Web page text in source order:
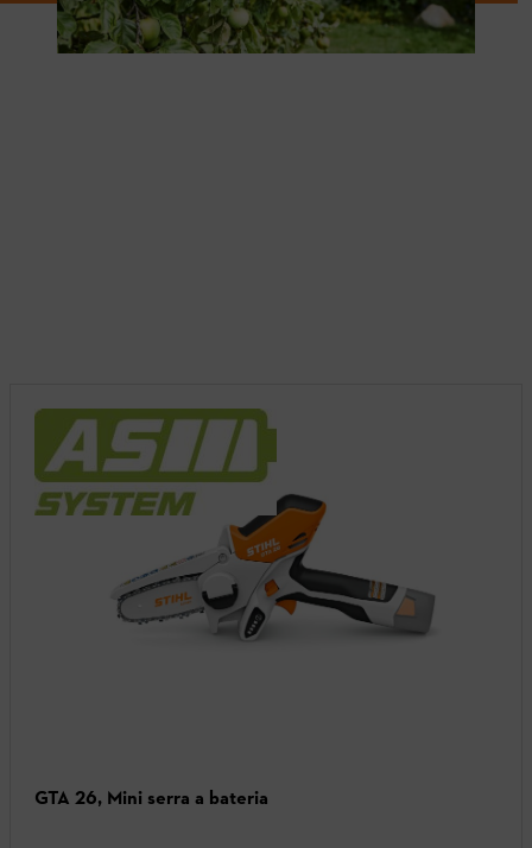
GTA 26, Mini serra a bateria